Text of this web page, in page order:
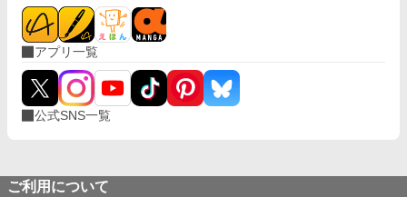
アプリ一覧
公式SNS一覧
ご利用について